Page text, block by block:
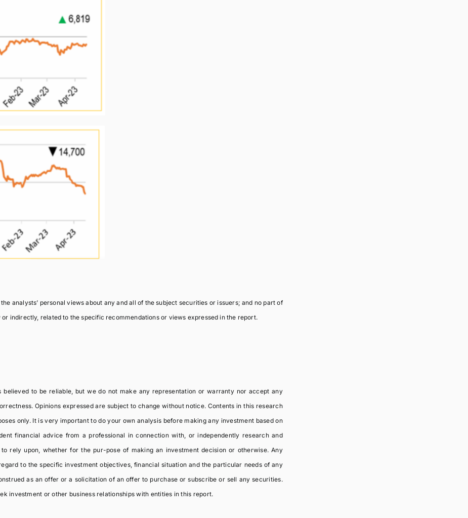
analysts’ personal views about any and all of the subject securities or issuers; and no part of
indirectly, related to the specific recommendations or views expressed in the report.
to be reliable, but we do not make any representation or warranty nor accept any
Opinions expressed are subject to change without notice. Contents in this research
only. It is very important to do your own analysis before making any investment based on
financial advice from a professional in connection with, or independently research and
rely upon, whether for the pur-pose of making an investment decision or otherwise. Any
to the specific investment objectives, financial situation and the particular needs of any
as an offer or a solicitation of an offer to purchase or subscribe or sell any securities.
investment or other business relationships with entities in this report.